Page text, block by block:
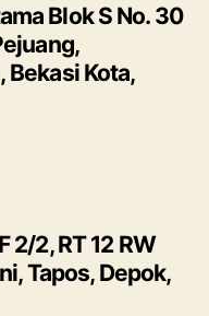
Blok S No. 30
Bekasi Kota,
2/2, RT 12 RW
Tapos, Depok,